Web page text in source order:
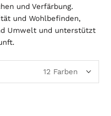
und Verfärbung.
und Wohlbefinden,
Umwelt und unterstützt
12 Farben